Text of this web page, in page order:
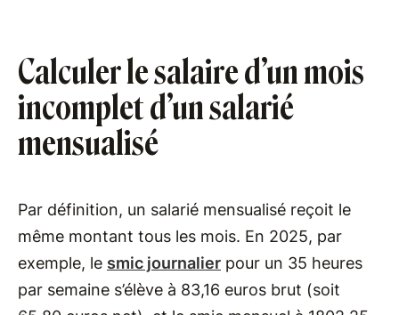
Calculer le salaire d’un mois
incomplet d’un salarié
mensualisé
Par définition, un salarié mensualisé reçoit le
même montant tous les mois. En 2025, par
exemple, le smic journalier pour un 35 heures
par semaine s’élève à 83,16 euros brut (soit